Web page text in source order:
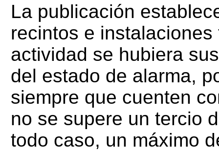
La publicación
recintos e
actividad se hubiera
del estado de alarma,
siempre que cuenten
no se supere un tercio
todo caso, un máximo